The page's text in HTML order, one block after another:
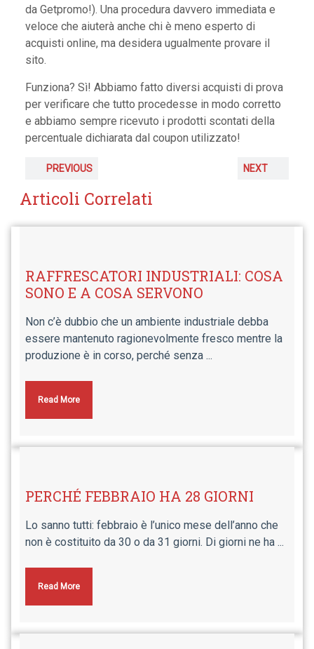
da Getpromo!). Una procedura davvero immediata e
veloce che aiuterà anche chi è meno esperto di
acquisti online, ma desidera ugualmente provare il
sito.
Funziona? Sì! Abbiamo fatto diversi acquisti di prova
per verificare che tutto procedesse in modo corretto
e abbiamo sempre ricevuto i prodotti scontati della
percentuale dichiarata dal coupon utilizzato!
PREVIOUS NEXT
Articoli Correlati
RAFFRESCATORI INDUSTRIALI: COSA
SONO E A COSA SERVONO
Non c’è dubbio che un ambiente industriale debba
essere mantenuto ragionevolmente fresco mentre la
produzione è in corso, perché senza ...
Read More
PERCHÉ FEBBRAIO HA 28 GIORNI
Lo sanno tutti: febbraio è l’unico mese dell’anno che
non è costituito da 30 o da 31 giorni. Di giorni ne ha ...
Read More